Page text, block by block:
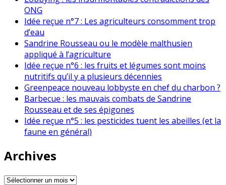
ONG
Idée reçue n°7 : Les agriculteurs consomment trop
d’eau
Sandrine Rousseau ou le modèle malthusien
appliqué à l’agriculture
Idée reçue n°6 : les fruits et légumes sont moins
nutritifs qu’il y a plusieurs décennies
Greenpeace nouveau lobbyste en chef du charbon ?
Barbecue : les mauvais combats de Sandrine
Rousseau et de ses épigones
Idée reçue n°5 : les pesticides tuent les abeilles (et la
faune en général)
Archives
Archives